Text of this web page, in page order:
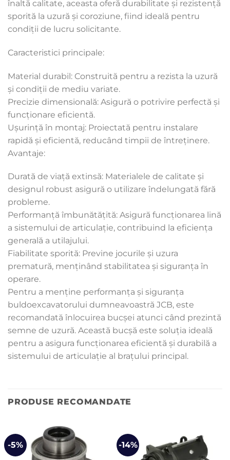
înaltă calitate, aceasta oferă durabilitate și rezistență
sporită la uzură și coroziune, fiind ideală pentru
condiții de lucru solicitante.
Caracteristici principale:
Material durabil: Construită pentru a rezista la uzură
și condiții de mediu variate.
Precizie dimensională: Asigură o potrivire perfectă și
funcționare eficientă.
Ușurință în montaj: Proiectată pentru instalare
rapidă și eficientă, reducând timpii de întreținere.
Avantaje:
Durată de viață extinsă: Materialele de calitate și
designul robust asigură o utilizare îndelungată fără
probleme.
Performanță îmbunătățită: Asigură funcționarea lină
a sistemului de articulație, contribuind la eficiența
generală a utilajului.
Fiabilitate sporită: Previne jocurile și uzura
prematură, menținând stabilitatea și siguranța în
operare.
Pentru a menține performanța și siguranța
buldoexcavatorului dumneavoastră JCB, este
recomandată înlocuirea bucșei atunci când prezintă
semne de uzură. Această bucșă este soluția ideală
pentru a asigura funcționarea eficientă și durabilă a
sistemului de articulație al brațului principal.
PRODUSE RECOMANDATE
-5% -14%